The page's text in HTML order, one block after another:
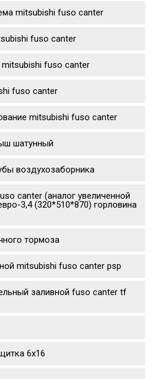
mitsubishi fuso canter
fuso canter
mitsubishi fuso canter
fuso canter
mitsubishi fuso canter
шатунный
воздухозаборника
canter (аналог увеличенной
3,4 (320*510*870) горловина
тормоза
mitsubishi fuso canter psp
заливной fuso canter tf
6х16